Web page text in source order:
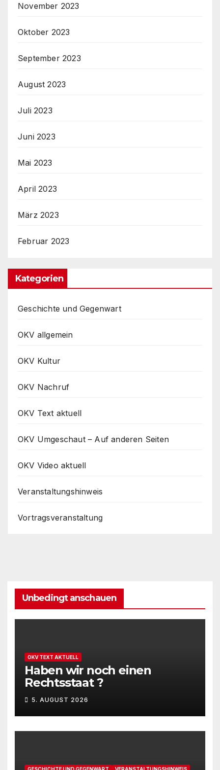
November 2023
Oktober 2023
September 2023
August 2023
Juli 2023
Juni 2023
Mai 2023
April 2023
März 2023
Februar 2023
Kategorien
Geschichte und Gegenwart
OKV allgemein
OKV Kultur
OKV Nachruf
OKV Text aktuell
OKV Umgeschaut – Auf anderen Seiten
OKV Video aktuell
Veranstaltungshinweis
Vortragsveranstaltung
Unbedingt anschauen
OKV TEXT AKTUELL
Haben wir noch einen
Rechtsstaat ?
5. AUGUST 2026